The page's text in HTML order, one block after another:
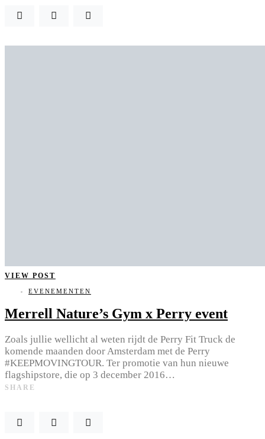
VIEW POST
EVENEMENTEN
Merrell Nature’s Gym x Perry event
Zoals jullie wellicht al weten rijdt de Perry Fit Truck de
komende maanden door Amsterdam met de Perry
#KEEPMOVINGTOUR. Ter promotie van hun nieuwe
flagshipstore, die op 3 december 2016…
SHARE